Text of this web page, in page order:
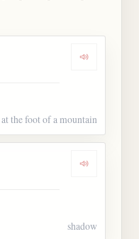
Dengarkan
the foot of a mountain
Dengarkan
shadow